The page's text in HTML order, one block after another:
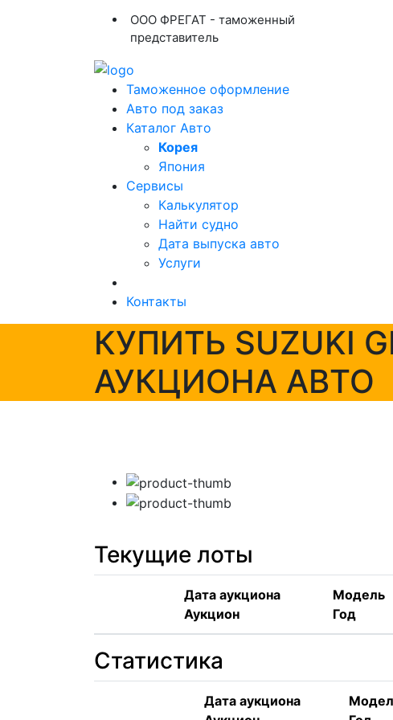
ООО ФРЕГАТ - таможенный
представитель
Таможенное оформление
Авто под заказ
Каталог Авто
Корея
Япония
Сервисы
Калькулятор
Найти судно
Дата выпуска авто
Услуги
Контакты
КУПИТЬ SUZUKI
АУКЦИОНА АВТО
Текущие лоты
Дата аукциона
Аукцион
Модель
Год
Статистика
Дата аукциона